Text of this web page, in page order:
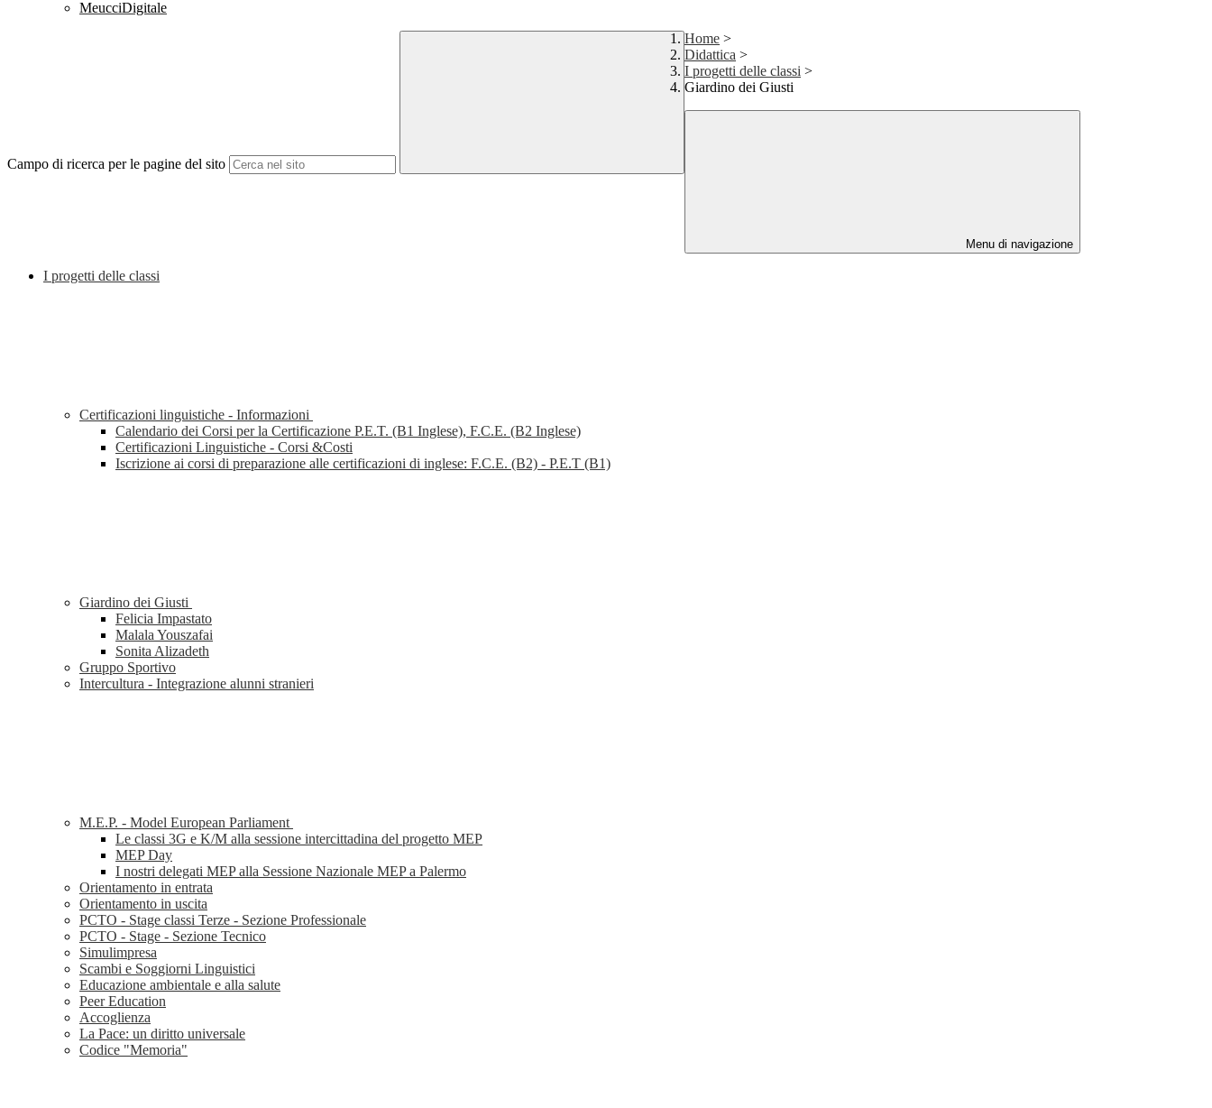
MeucciDigitale
Campo di ricerca per le pagine del sito
Home >
Didattica >
I progetti delle classi >
Giardino dei Giusti
Menu di navigazione
I progetti delle classi
Certificazioni linguistiche - Informazioni
Calendario dei Corsi per la Certificazione P.E.T. (B1 Inglese), F.C.E. (B2 Inglese)
Certificazioni Linguistiche - Corsi &Costi
Iscrizione ai corsi di preparazione alle certificazioni di inglese: F.C.E. (B2) - P.E.T (B1)
Giardino dei Giusti
Felicia Impastato
Malala Youszafai
Sonita Alizadeth
Gruppo Sportivo
Intercultura - Integrazione alunni stranieri
M.E.P. - Model European Parliament
Le classi 3G e K/M alla sessione intercittadina del progetto MEP
MEP Day
I nostri delegati MEP alla Sessione Nazionale MEP a Palermo
Orientamento in entrata
Orientamento in uscita
PCTO - Stage classi Terze - Sezione Professionale
PCTO - Stage - Sezione Tecnico
Simulimpresa
Scambi e Soggiorni Linguistici
Educazione ambientale e alla salute
Peer Education
Accoglienza
La Pace: un diritto universale
Codice "Memoria"